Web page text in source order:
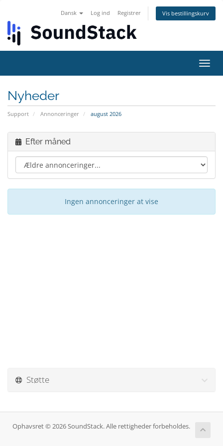
Dansk Log ind Registrer Vis bestillingskurv
Skift
Nyheder
Support Annonceringer august 2026
Efter måned
Ingen annonceringer at vise
Støtte
Ophavsret © 2026 SoundStack. Alle rettigheder forbeholdes.